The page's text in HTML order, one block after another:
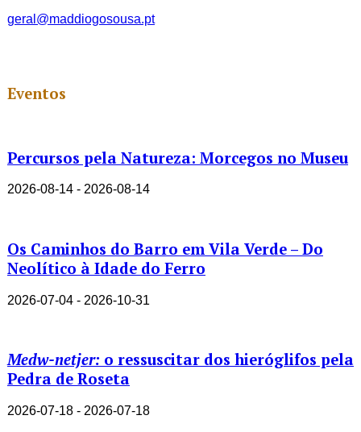
geral@maddiogosousa.pt
Eventos
Percursos pela Natureza: Morcegos no Museu
2026-08-14 - 2026-08-14
Os Caminhos do Barro em Vila Verde – Do
Neolítico à Idade do Ferro
2026-07-04 - 2026-10-31
Medw-netjer: o ressuscitar dos hieróglifos pela
Pedra de Roseta
2026-07-18 - 2026-07-18